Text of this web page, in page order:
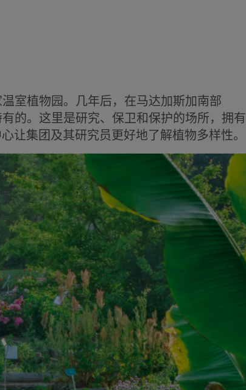
室植物园。几年后，在马达加斯加南部
的。这里是研究、保卫和保护的场所，拥有
让集团及其研究员更好地了解植物多样性。